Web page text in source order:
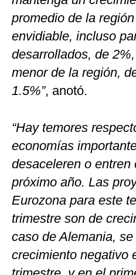
promedio de la
envidiable, incluso
desarrollados, de
menor de la región,
1.5%”, anotó.
“Hay temores
economías
desaceleren o entren
próximo año. Las
Eurozona para este
trimestre son de
caso de Alemania,
crecimiento negativo